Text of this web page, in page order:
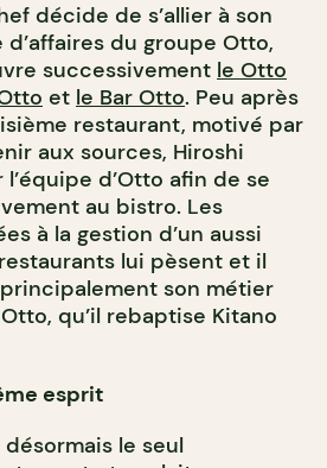
décide de s’allier à son
du groupe Otto,
successivement le Otto
et le Bar Otto. Peu après
restaurant, motivé par
aux sources, Hiroshi
d’Otto afin de se
au bistro. Les
à la gestion d’un aussi
lui pèsent et il
son métier
qu’il rebaptise Kitano
esprit
le seul